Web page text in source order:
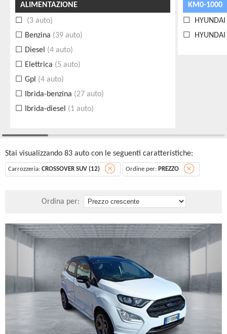
ALIMENTAZIONE
(3 auto)
Benzina (39 auto)
Diesel (4 auto)
Elettrica (5 auto)
Gpl (4 auto)
Ibrida-benzina (27 auto)
Ibrida-diesel (1 auto)
KM0-1000
Stai visualizzando 83 auto con le seguenti caratteristiche:
Carrozzeria: CROSSOVER SUV (12) Ordine per: PREZZO
Ordina per: